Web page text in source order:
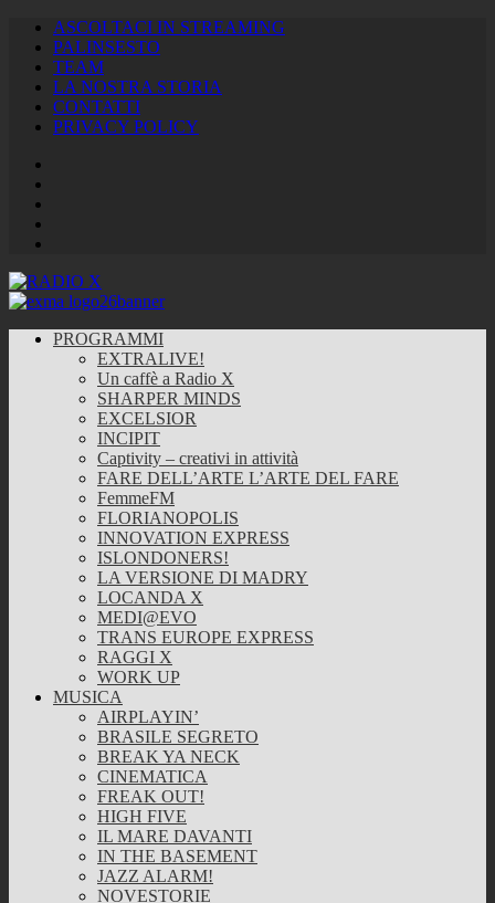
ASCOLTACI IN STREAMING
PALINSESTO
TEAM
LA NOSTRA STORIA
CONTATTI
PRIVACY POLICY
PROGRAMMI
EXTRALIVE!
Un caffè a Radio X
SHARPER MINDS
EXCELSIOR
INCIPIT
Captivity – creativi in attività
FARE DELL’ARTE L’ARTE DEL FARE
FemmeFM
FLORIANOPOLIS
INNOVATION EXPRESS
ISLONDONERS!
LA VERSIONE DI MADRY
LOCANDA X
MEDI@EVO
TRANS EUROPE EXPRESS
RAGGI X
WORK UP
MUSICA
AIRPLAYIN’
BRASILE SEGRETO
BREAK YA NECK
CINEMATICA
FREAK OUT!
HIGH FIVE
IL MARE DAVANTI
IN THE BASEMENT
JAZZ ALARM!
NOVESTORIE